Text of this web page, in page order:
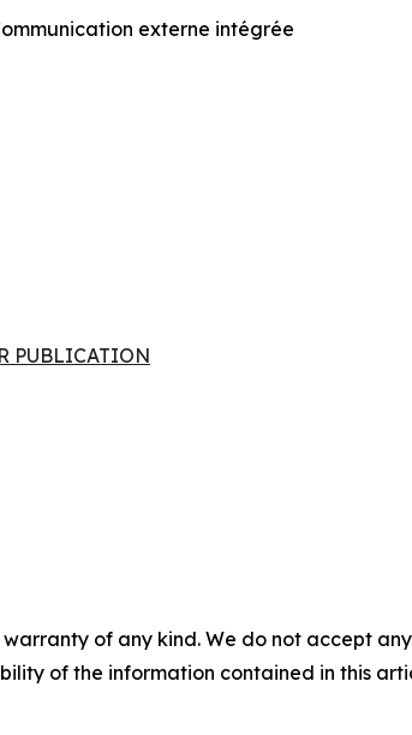
externe intégrée
PUBLICATION
of any kind. We do not accept
of the information contained in this